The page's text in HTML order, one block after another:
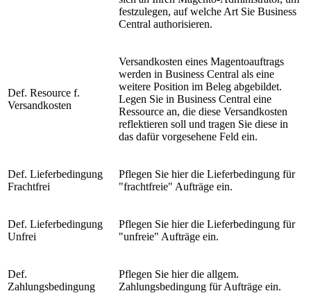
festzulegen, auf welche Art Sie Business
Central authorisieren.
Def. Resource f.
Versandkosten
Versandkosten eines Magentoauftrags
werden in Business Central als eine
weitere Position im Beleg abgebildet.
Legen Sie in Business Central eine
Ressource an, die diese Versandkosten
reflektieren soll und tragen Sie diese in
das dafür vorgesehene Feld ein.
Def. Lieferbedingung
Frachtfrei
Pflegen Sie hier die Lieferbedingung für
"frachtfreie" Aufträge ein.
Def. Lieferbedingung
Unfrei
Pflegen Sie hier die Lieferbedingung für
"unfreie" Aufträge ein.
Def.
Zahlungsbedingung
Pflegen Sie hier die allgem.
Zahlungsbedingung für Aufträge ein.